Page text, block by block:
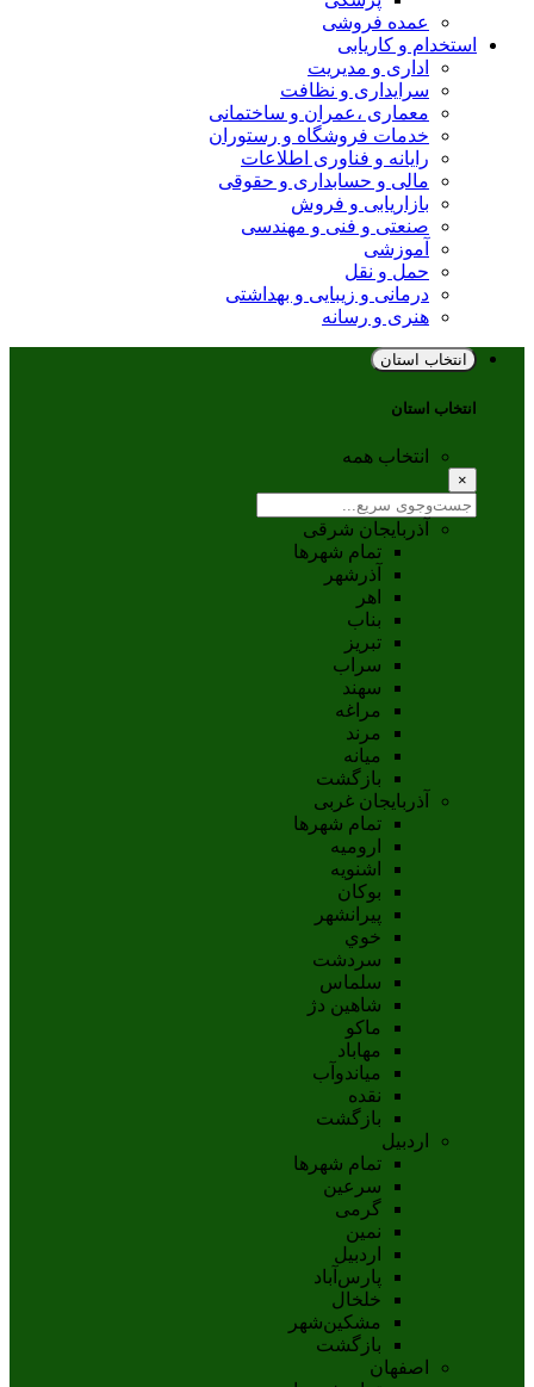
عمده فروشی
استخدام و کاریابی
اداری و مدیریت
سرایداری و نظافت
معماری ،عمران و ساختمانی
خدمات فروشگاه و رستوران
رایانه و فناوری اطلاعات
مالی و حسابداری و حقوقی
بازاریابی و فروش
صنعتی و فنی و مهندسی
آموزشی
حمل و نقل
درمانی و زیبایی و بهداشتی
هنری و رسانه
انتخاب استان
انتخاب استان
انتخاب همه
×
آذربایجان شرقی
تمام شهر‌ها
آذرشهر
اهر
بناب
تبريز
سراب
سهند
مراغه
مرند
ميانه
بازگشت
آذربایجان غربی
تمام شهر‌ها
اروميه
اشنويه
بوکان
پيرانشهر
خوي
سردشت
سلماس
شاهين دژ
ماکو
مهاباد
مياندوآب
نقده
بازگشت
اردبیل
تمام شهر‌ها
سرعین
گرمی
نمین
اردبيل
پارس‌آباد
خلخال
مشکين‌شهر
بازگشت
اصفهان